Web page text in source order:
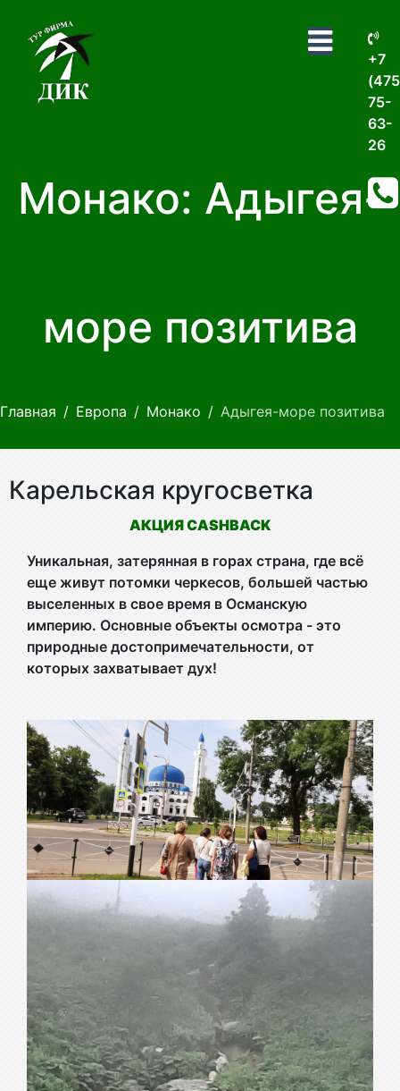
+7
75-
63-
26
Монако: Адыгея-
море позитива
Главная Европа Монако Адыгея-море позитива
Карельская кругосветка
АКЦИЯ CASHBACK
Уникальная, затерянная в горах страна, где всё
еще живут потомки черкесов, большей частью
выселенных в свое время в Османскую
империю. Основные объекты осмотра - это
природные достопримечательности, от
которых захватывает дух!